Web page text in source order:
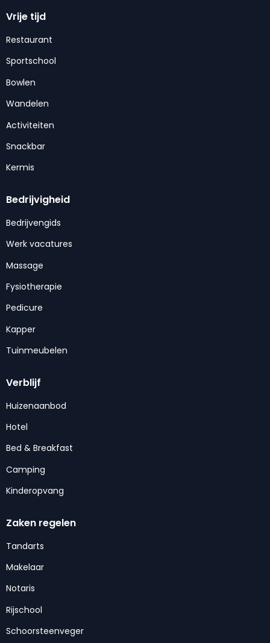
Vrije tijd
Restaurant
Sportschool
Bowlen
Wandelen
Activiteiten
Snackbar
Kermis
Bedrijvigheid
Bedrijvengids
Werk vacatures
Massage
Fysiotherapie
Pedicure
Kapper
Tuinmeubelen
Verblijf
Huizenaanbod
Hotel
Bed & Breakfast
Camping
Kinderopvang
Zaken regelen
Tandarts
Makelaar
Notaris
Rijschool
Schoorsteenveger